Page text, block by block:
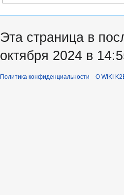
Эта страница в
октября 2024 в
Политика конфиденциальности О WIKI